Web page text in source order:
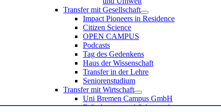
Transfer mit Gesellschaft
Impact Pioneers in Residence
Citizen Science
OPEN CAMPUS
Podcasts
Tag des Gedenkens
Haus der Wissenschaft
Transfer in der Lehre
Seniorenstudium
Transfer mit Wirtschaft
Uni Bremen Campus GmbH
Erfindungen und Schutzrechte